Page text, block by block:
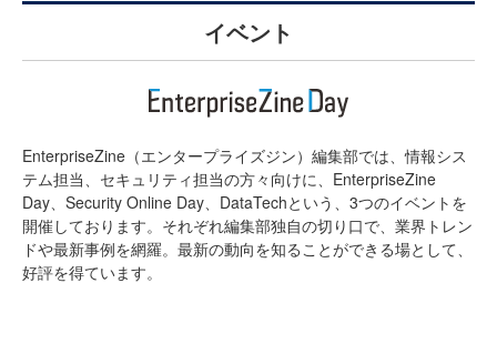
イベント
EnterpriseZine（エンタープライズジン）編集部では、情報シス
テム担当、セキュリティ担当の方々向けに、EnterpriseZine
Day、Security Online Day、DataTechという、3つのイベントを
開催しております。それぞれ編集部独自の切り口で、業界トレン
ドや最新事例を網羅。最新の動向を知ることができる場として、
好評を得ています。